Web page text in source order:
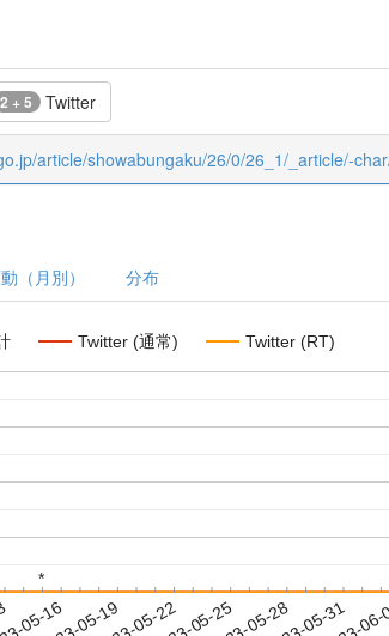
2 + 5 Twitter
article/showabungaku/26/0/26_1/_article/-
（月別） 分布
Twitter (通常) Twitter (RT)
*
*